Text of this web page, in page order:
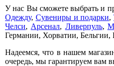
У нас Вы сможете выбрать и
Одежду, Сувениры и подарки,
Челси, Арсенал, Ливерпуль,
Германии, Хорватии,
Надеемся, что в нашем
очередь, мы гарантируем вам